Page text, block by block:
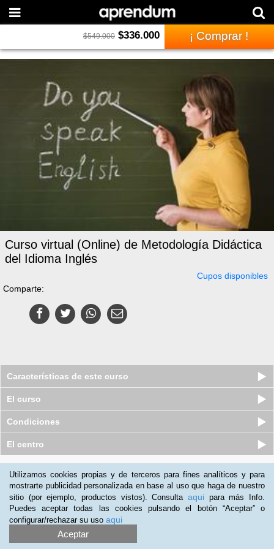
$549.000 $336.000 ¡ Comprar !
Curso virtual (Online) de Metodología Didáctica
del Idioma Inglés
Cupos disponibles
Comparte:
Características de este curso
El curso
Condiciones
El centro
Utilizamos cookies propias y de terceros para fines analíticos y para
mostrarte publicidad personalizada en base al uso que haga de nuestro
sitio (por ejemplo, productos vistos). Consulta aqui para más Info.
Puedes aceptar todas las cookies pulsando el botón “Aceptar” o
configurar/rechazar su uso aqui
Aceptar
Promociona tu negocio |Programa de Afiliación
2012-2026 Aprendum
LLámanos: